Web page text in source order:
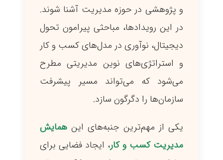
و پژوهشی در حوزه مدیریت آشنا شوند.
در این رویدادها، مباحثی پیرامون تحول
دیجیتال، نوآوری در مدل‌های کسب و کار
و استراتژی‌های نوین مدیریتی مطرح
می‌شود که می‌تواند مسیر پیشرفت
سازمان‌ها را دگرگون سازد.
یکی از مهم‌ترین جنبه‌های این همایش
مدیریت کسب و کار، ایجاد فضایی برای